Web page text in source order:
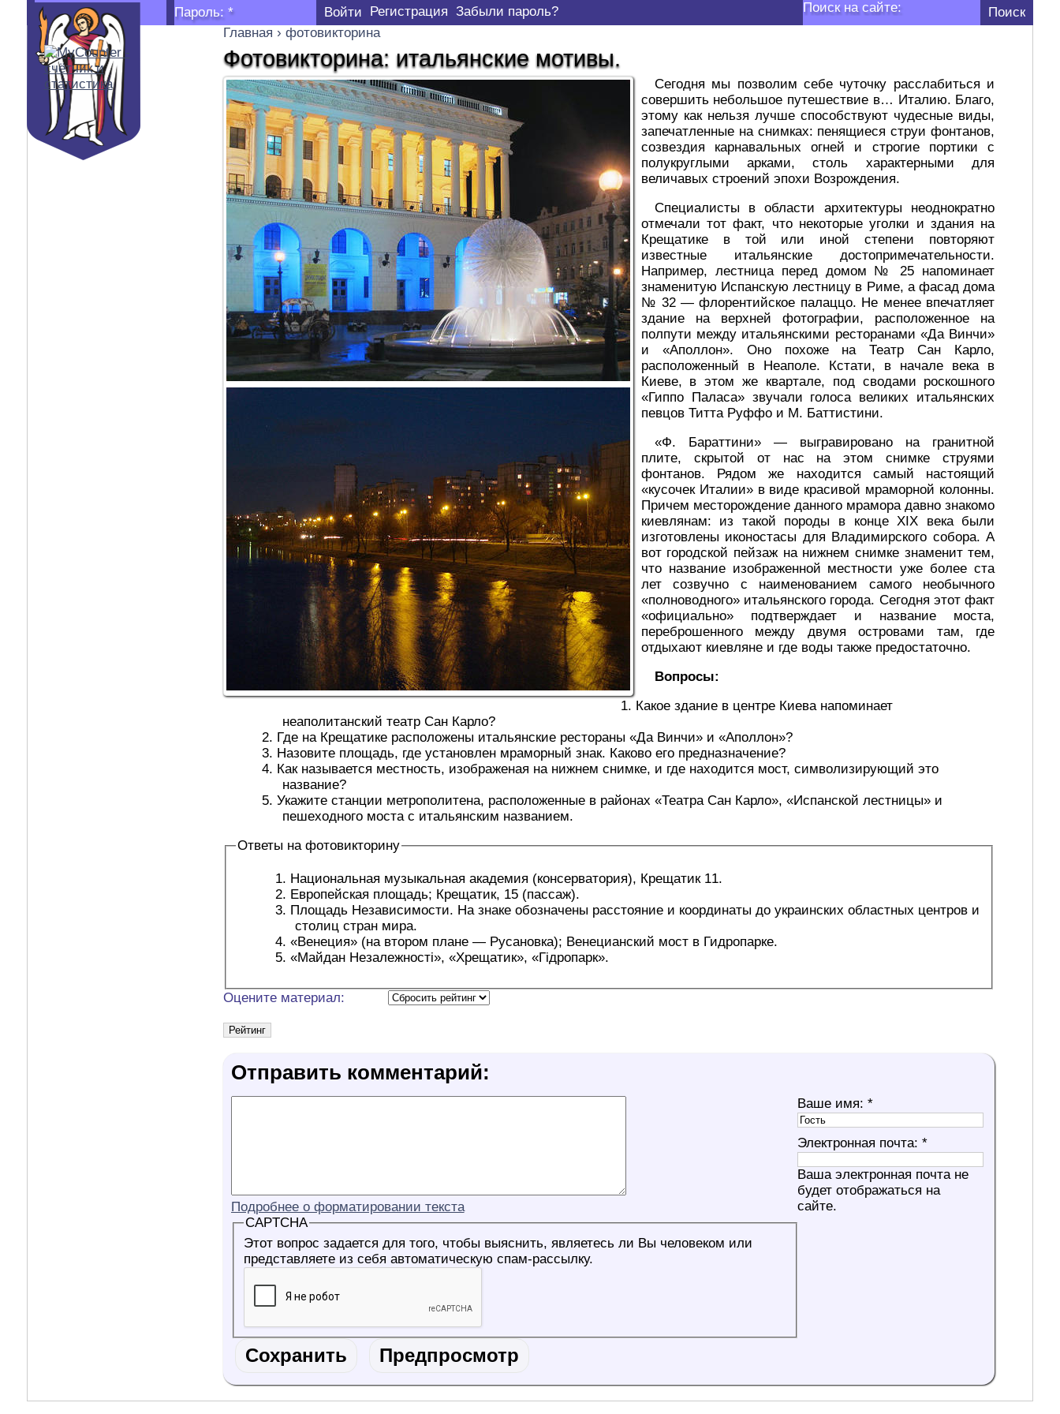
Логин:* Пароль: * Регистрация Забыли пароль?
Поиск на сайте:
Главная › фотовикторина
Фотовикторина: итальянские мотивы.
Cегодня мы позволим себе чуточку расслабиться и
совершить небольшое путешествие в… Италию. Благо,
этому как нельзя лучше способствуют чудесные виды,
запечатленные на снимках: пенящиеся струи фонтанов,
созвездия карнавальных огней и строгие портики с
полукруглыми арками, столь характерными для
величавых строений эпохи Возрождения.
Специалисты в области архитектуры неоднократно
отмечали тот факт, что некоторые уголки и здания на
Крещатике в той или иной степени повторяют
известные итальянские достопримечательности.
Например, лестница перед домом № 25 напоминает
знаменитую Испанскую лестницу в Риме, а фасад дома
№ 32 — флорентийское палаццо. Не менее впечатляет
здание на верхней фотографии, расположенное на
полпути между итальянскими ресторанами «Да Винчи»
и «Аполлон». Оно похоже на Театр Сан Карло,
расположенный в Неаполе. Кстати, в начале века в
Киеве, в этом же квартале, под сводами роскошного
«Гиппо Паласа» звучали голоса великих итальянских
певцов Титта Руффо и М. Баттистини.
«Ф. Бараттини» — выгравировано на гранитной
плите, скрытой от нас на этом снимке струями
фонтанов. Рядом же находится самый настоящий
«кусочек Италии» в виде красивой мраморной колонны.
Причем месторождение данного мрамора давно знакомо
киевлянам: из такой породы в конце XIX века были
изготовлены иконостасы для Владимирского собора. А
вот городской пейзаж на нижнем снимке знаменит тем,
что название изображенной местности уже более ста
лет созвучно с наименованием самого необычного
«полноводного» итальянского города. Сегодня этот факт
«официально» подтверждает и название моста,
переброшенного между двумя островами там, где
отдыхают киевляне и где воды также предостаточно.
Вопросы:
Какое здание в центре Киева напоминает
неаполитанский театр Сан Карло?
Где на Крещатике расположены итальянские рестораны «Да Винчи» и «Аполлон»?
Назовите площадь, где установлен мраморный знак. Каково его предназначение?
Как называется местность, изображеная на нижнем снимке, и где находится мост, символизирующий это
название?
Укажите станции метрополитена, расположенные в районах «Театра Сан Карло», «Испанской лестницы» и
пешеходного моста с итальянским названием.
Ответы на фотовикторину
Национальная музыкальная академия (консерватория), Крещатик 11.
Европейская площадь; Крещатик, 15 (пассаж).
Площадь Независимости. На знаке обозначены расстояние и координаты до украинских областных центров и
столиц стран мира.
«Венеция» (на втором плане — Русановка); Венецианский мост в Гидропарке.
«Майдан Незалежності», «Хрещатик», «Гідропарк».
Оцените материал:
Отправить комментарий:
Ваше имя:*
Электронная почта:*
Ваша электронная почта не
будет отображаться на
сайте.
Подробнее о форматировании текста
CAPTCHA
Этот вопрос задается для того, чтобы выяснить, являетесь ли Вы человеком или
представляете из себя автоматическую спам-рассылку.